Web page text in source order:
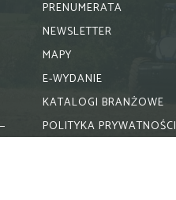
PRENUMERATA
NEWSLETTER
MAPY
E-WYDANIE
KATALOGI BRANŻOWE
POLITYKA PRYWATNOŚCI